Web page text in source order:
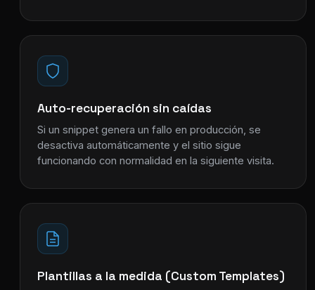
Auto-recuperación sin caídas
Si un snippet genera un fallo en producción, se
desactiva automáticamente y el sitio sigue
funcionando con normalidad en la siguiente visita.
Plantillas a la medida (Custom Templates)